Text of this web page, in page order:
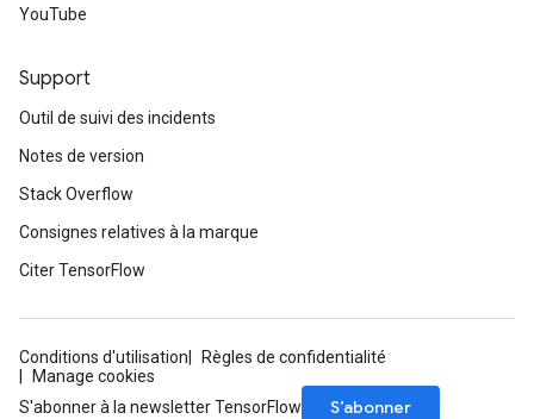
YouTube
Support
Outil de suivi des incidents
Notes de version
Stack Overflow
Consignes relatives à la marque
Citer TensorFlow
Conditions d'utilisation
Règles de confidentialité
Manage cookies
S'abonner à la newsletter TensorFlow
S’abonner